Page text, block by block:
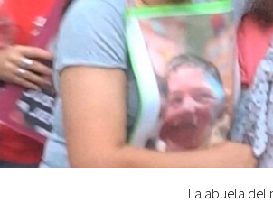
La abuela del